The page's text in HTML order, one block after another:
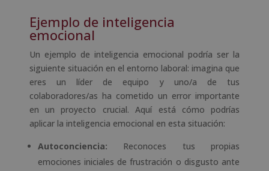
Ejemplo de inteligencia
emocional
Un ejemplo de inteligencia emocional podría ser la
siguiente situación en el entorno laboral: imagina que
eres un líder de equipo y uno/a de tus
colaboradores/as ha cometido un error importante
en un proyecto crucial. Aquí está cómo podrías
aplicar la inteligencia emocional en esta situación:
Autoconciencia: Reconoces tus propias
emociones iniciales de frustración o disgusto ante